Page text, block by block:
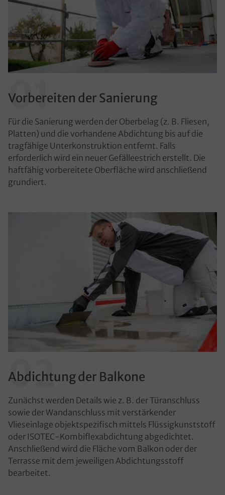
01
Vorbereiten der Sanierung
Für die Sanierung werden der Oberbelag (z. B. Fliesen,
Platten) und die vorhandene Abdichtung bis auf die
tragfähige Unterkonstruktion entfernt. Falls
erforderlich wird ein neuer Gefälleestrich erstellt. Die
haftfähig vorbereitete Oberfläche wird anschließend
grundiert.
02
Abdichtung der Balkone
Zunächst werden Details wie z. B. der Türanschluss
sowie der Wandanschluss mit verstärkender
Vlieseinlage objektspezifisch mittels Flüssigkunststoff
oder ISOTEC-Kombiflexabdichtung abgedichtet.
Anschließend wird die Fläche vom Balkon oder der
Terrasse mit dem jeweiligen Abdichtungsstoff
bearbeitet.